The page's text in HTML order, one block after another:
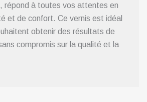
répond à toutes vos attentes en
et de confort. Ce vernis est idéal
obtenir des résultats de
compromis sur la qualité et la